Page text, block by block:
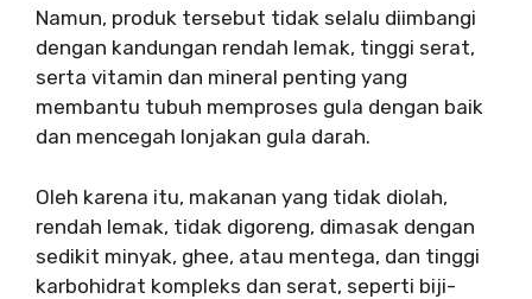
Namun, produk tersebut tidak selalu diimbangi
dengan kandungan rendah lemak, tinggi serat,
serta vitamin dan mineral penting yang
membantu tubuh memproses gula dengan baik
dan mencegah lonjakan gula darah.
Oleh karena itu, makanan yang tidak diolah,
rendah lemak, tidak digoreng, dimasak dengan
sedikit minyak, ghee, atau mentega, dan tinggi
karbohidrat kompleks dan serat, seperti biji-